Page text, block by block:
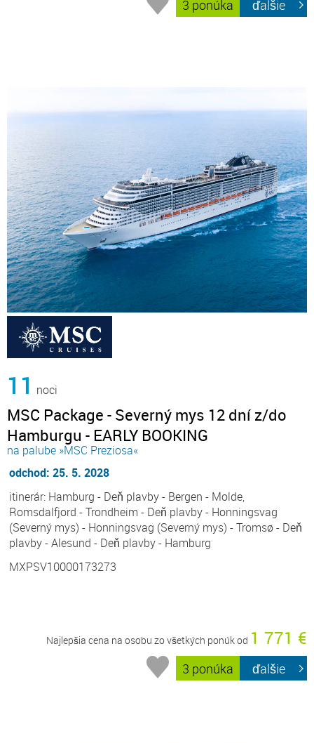
3 ponúka ďalšie
11 noci
MSC Package - Severný mys 12 dní z/do
Hamburgu - EARLY BOOKING
na palube »MSC Preziosa«
odchod: 25. 5. 2028
itinerár: Hamburg - Deň plavby - Bergen - Molde,
Romsdalfjord - Trondheim - Deň plavby - Honningsvag
(Severný mys) - Honningsvag (Severný mys) - Tromsø - Deň
plavby - Alesund - Deň plavby - Hamburg
MXPSV10000173273
Najlepšia cena na osobu zo všetkých ponúk od 1 771 €
3 ponúka ďalšie